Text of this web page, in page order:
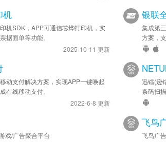
机
机SDK，APP可通信芯烨打印机，实
据面单等功能。
2025-10-11 更新
银联
集成第
方案，
动支付解决方案，实现APP一键唤起
在线移动支付。
2022-6-8 更新
迅镭(逊
条码扫描
戏/广告聚合平台
飞鸟
飞鸟广